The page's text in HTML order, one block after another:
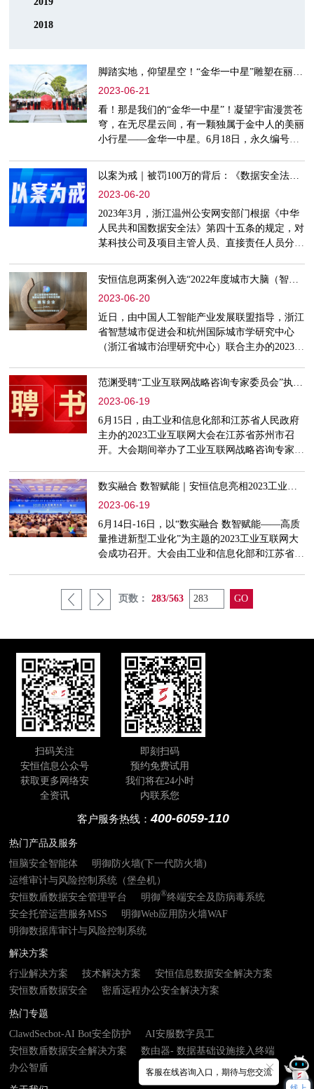
2018
脚踏实地，仰望星空！“金华一中星”雕塑在丽泽湖畔落成揭幕
2023-06-21
看！那是我们的“金华一中星”！凝望宇宙漫赏苍
穹，在无尽星云间，有一颗独属于金中人的美丽
小行星——金华一中星。6月18日，永久编号
丽泽湖畔落成揭幕，寰宇中光年之隔的金中星
被“拉近”到眼前，激励着金中学子脚踏实地，仰
望星空，指引着一代代金中人心怀天下，追求卓
越。2021年12月，为迎接金华一中建校120周
年，为纪念各届校友在推动世界科学、技术、教
育等方面作出的卓越贡献
以案为戒｜被罚100万的背后：《数据安全法》究竟如何遵守
2023-06-20
2023年3月，浙江温州公安网安部门根据《中华
人民共和国数据安全法》第四十五条的规定，对
某科技公司及项目主管人员、直接责任人员分别
主要原因是该科技有限公司在为浙江某县级市政
府部门开发运维信息管理系统的过程中，在未经
建设单位同意的情况下，将建设单位采集的敏感
业务数据擅自上传至租用的公有云服务器上，且
未采取安全保护措施，造成了严重的数据泄露。
从该案例可以看出，不管
安恒信息两案例入选“2022年度城市大脑（智慧城市）场景应用优秀案例”
2023-06-20
近日，由中国人工智能产业发展联盟指导，浙江
省智慧城市促进会和杭州国际城市学研究中心
（浙江省城市治理研究中心）联合主办的2023智
行。来自国家和省市县相关职能部门、研究机
构、企事业单位代表200余人参会。会上，安恒
信息申报的海归浙里案例、“上马石”企业e服务
平台两个案例双双入选“2022年度城市大脑（智
慧城市）场景应用优秀案例”。“海归浙里·相约
高新”应用作为省委改革办
范渊受聘“工业互联网战略咨询专家委员会”执行委员
2023-06-19
6月15日，由工业和信息化部和江苏省人民政府
主办的2023工业互联网大会在江苏省苏州市召
开。大会期间举办了工业互联网战略咨询专家委
大会、会员大会。会议公布了第二届工业互联网
战略咨询专家委员会委员名单。中国工程院院士
周济担任主任，中国工程院院士邬贺铨，第十三
届全国人大社会建设委员会副主任委员、中国工
业经济学会会长江小涓，工业和信息化部总工程
师田玉龙，工业和信息化部
数实融合 数智赋能｜安恒信息亮相2023工业互联网大会
2023-06-19
6月14日-16日，以“数实融合 数智赋能——高质
量推进新型工业化”为主题的2023工业互联网大
会成功召开。大会由工业和信息化部和江苏省人
息化厅、通信管理局，苏州市人民政府、有关地
市负责人，以及有关企业家、技术专家和产业代
展的未来。以能力为导向构建新型工业化数字安
全生态在融合新模式、
页数： 283/563
扫码关注
安恒信息公众号
获取更多网络安
全资讯
即刻扫码
预约免费试用
我们将在24小时
内联系您
客户服务热线：400-6059-110
热门产品及服务
恒脑安全智能体
明御防火墙(下一代防火墙)
运维审计与风险控制系统（堡垒机）
安恒数盾数据安全管理平台
明御®终端安全及防病毒系统
安全托管运营服务MSS
明御Web应用防火墙WAF
明御数据库审计与风险控制系统
解决方案
行业解决方案
技术解决方案
安恒信息数据安全解决方案
安恒数盾数据安全
密盾远程办公安全解决方案
热门专题
ClawdSecbot-AI Bot安全防护
AI安服数字员工
安恒数盾数据安全解决方案
数由器- 数据基础设施接入终端
办公智盾
客服在线咨询入口，期待与您交流